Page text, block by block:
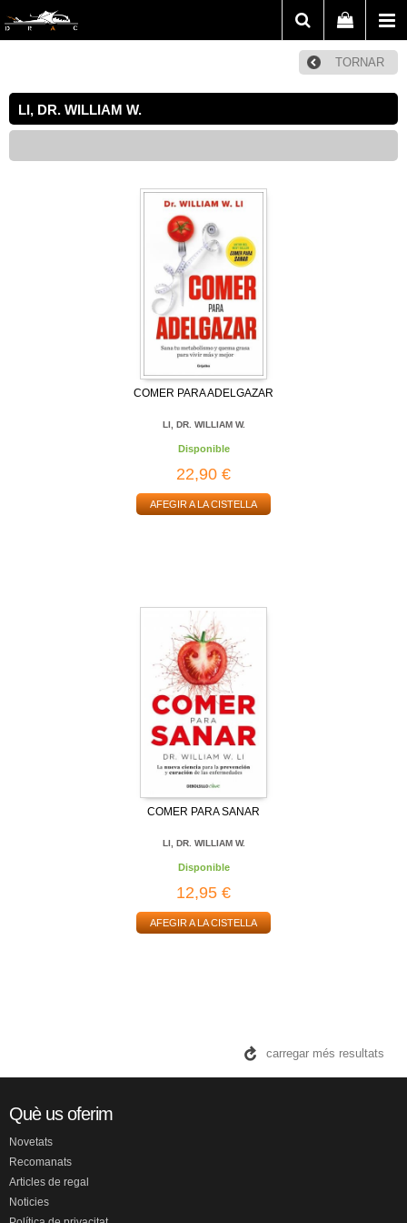
TORNAR
LI, DR. WILLIAM W.
COMER PARA ADELGAZAR
LI, DR. WILLIAM W.
Disponible
22,90 €
AFEGIR A LA CISTELLA
COMER PARA SANAR
LI, DR. WILLIAM W.
Disponible
12,95 €
AFEGIR A LA CISTELLA
carregar més resultats
Què us oferim
Novetats
Recomanats
Articles de regal
Noticies